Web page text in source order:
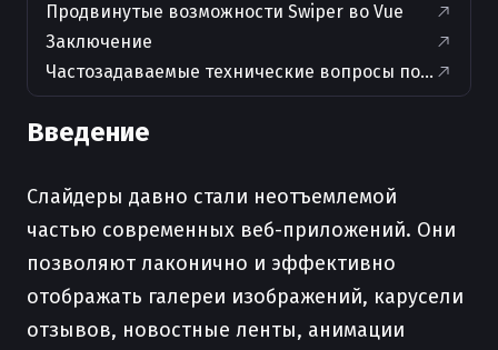
Продвинутые возможности Swiper во Vue
Заключение
Частозадаваемые технические вопросы по теме
Введение
Слайдеры давно стали неотъемлемой
частью современных веб-приложений. Они
позволяют лаконично и эффективно
отображать галереи изображений, карусели
отзывов, новостные ленты, анимации